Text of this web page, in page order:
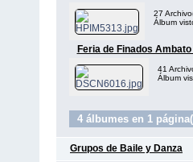
27
Álbum
Feria de Finados
41
Álbum
4 álbumes en 1
Grupos de Baile y Danza